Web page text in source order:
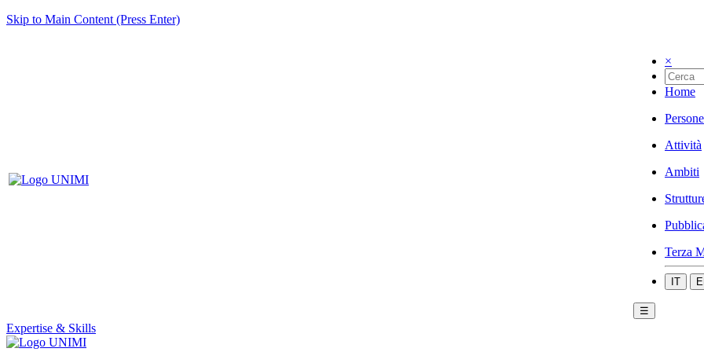
Skip to Main Content (Press Enter)
×
Home
Persone
Attività
Ambiti
Terza
IT
☰
Expertise & Skills